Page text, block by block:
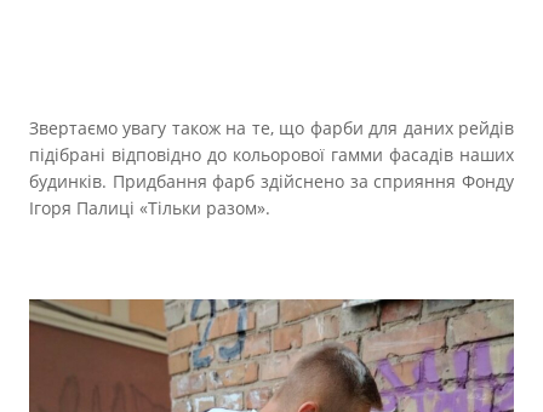
Звертаємо увагу також на те, що фарби для даних рейдів
підібрані відповідно до кольорової гамми фасадів наших
будинків. Придбання фарб здійснено за сприяння Фонду
Ігоря Палиці «Тільки разом».